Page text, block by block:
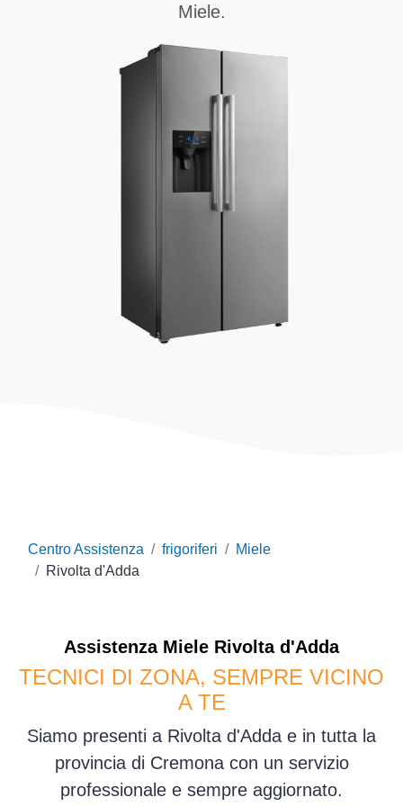
Miele.
Centro Assistenza frigoriferi
Miele
Rivolta d'Adda
Assistenza Miele Rivolta d'Adda
TECNICI DI ZONA, SEMPRE VICINO
A TE
Siamo presenti a Rivolta d'Adda e in tutta la
provincia di Cremona con un servizio
professionale e sempre aggiornato.